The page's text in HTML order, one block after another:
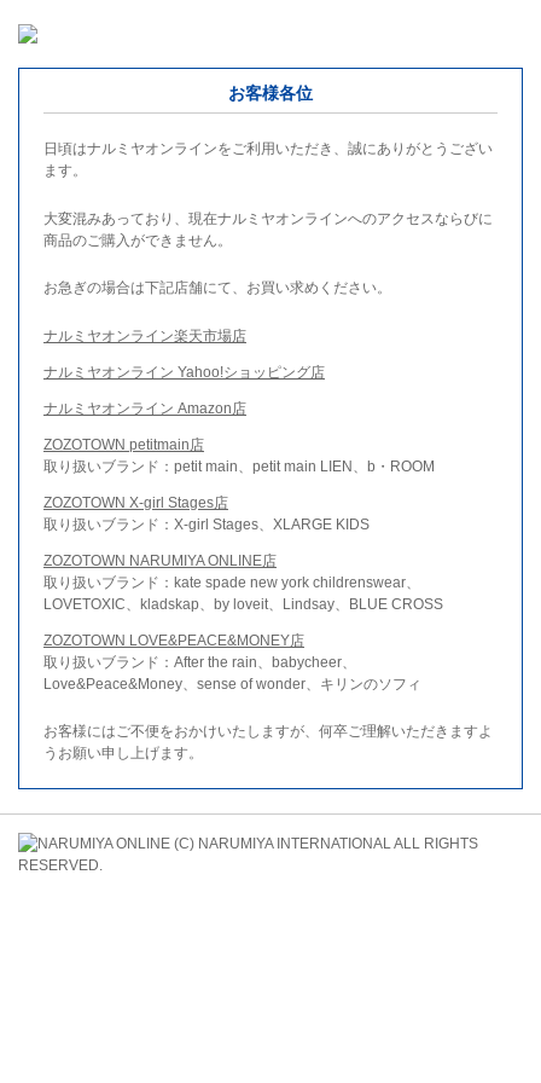
お客様各位
日頃はナルミヤオンラインをご利用いただき、誠にありがとうござい
ます。
大変混みあっており、現在ナルミヤオンラインへのアクセスならびに
商品のご購入ができません。
お急ぎの場合は下記店舗にて、お買い求めください。
ナルミヤオンライン楽天市場店
ナルミヤオンライン Yahoo!ショッピング店
ナルミヤオンライン Amazon店
ZOZOTOWN petitmain店
取り扱いブランド：petit main、petit main LIEN、b・ROOM
ZOZOTOWN X-girl Stages店
取り扱いブランド：X-girl Stages、XLARGE KIDS
ZOZOTOWN NARUMIYA ONLINE店
取り扱いブランド：kate spade new york childrenswear、
LOVETOXIC、kladskap、by loveit、Lindsay、BLUE CROSS
ZOZOTOWN LOVE&PEACE&MONEY店
取り扱いブランド：After the rain、babycheer、
Love&Peace&Money、sense of wonder、キリンのソフィ
お客様にはご不便をおかけいたしますが、何卒ご理解いただきますよ
うお願い申し上げます。